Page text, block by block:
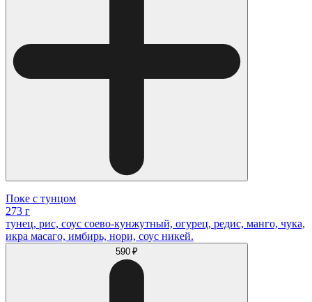
Поке с тунцом
273 г
тунец, рис, соус соево-кунжутный, огурец, редис, манго, чука,
икра масаго, имбирь, нори, соус никей.
590 ₽